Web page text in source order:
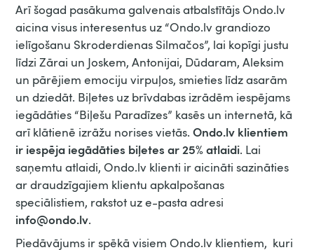
Arī šogad pasākuma galvenais atbalstītājs Ondo.lv
aicina visus interesentus uz “Ondo.lv grandiozo
ielīgošanu Skroderdienas Silmačos”, lai kopīgi justu
līdzi Zārai un Joskem, Antonijai, Dūdaram, Aleksim
un pārējiem emociju virpuļos, smieties līdz asarām
un dziedāt. Biļetes uz brīvdabas izrādēm iespējams
iegādāties “Biļešu Paradīzes” kasēs un internetā, kā
arī klātienē izrāžu norises vietās.Ondo.lv klientiem
ir iespēja iegādāties biļetes ar 25% atlaidi. Lai
saņemtu atlaidi, Ondo.lv klienti ir aicināti sazināties
ar draudzīgajiem klientu apkalpošanas
speciālistiem, rakstot uz e-pasta adresi
info@ondo.lv.
Piedāvājums ir spēkā visiem Ondo.lv klientiem, kuri